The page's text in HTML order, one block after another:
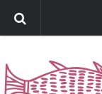
Обратная связь